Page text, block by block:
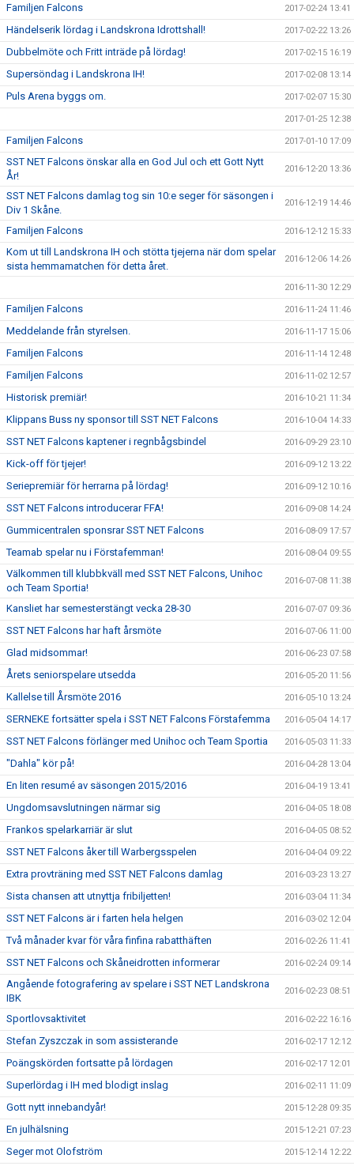
Familjen Falcons 2017-02-24 13:41
Händelserik lördag i Landskrona Idrottshall! 2017-02-22 13:26
Dubbelmöte och Fritt inträde på lördag! 2017-02-15 16:19
Supersöndag i Landskrona IH! 2017-02-08 13:14
Puls Arena byggs om. 2017-02-07 15:30
2017-01-25 12:38
Familjen Falcons 2017-01-10 17:09
SST NET Falcons önskar alla en God Jul och ett Gott Nytt
År!
2016-12-20 13:36
SST NET Falcons damlag tog sin 10:e seger för säsongen i
Div 1 Skåne.
2016-12-19 14:46
Familjen Falcons 2016-12-12 15:33
Kom ut till Landskrona IH och stötta tjejerna när dom spelar
sista hemmamatchen för detta året.
2016-12-06 14:26
2016-11-30 12:29
Familjen Falcons 2016-11-24 11:46
Meddelande från styrelsen. 2016-11-17 15:06
Familjen Falcons 2016-11-14 12:48
Familjen Falcons 2016-11-02 12:57
Historisk premiär! 2016-10-21 11:34
Klippans Buss ny sponsor till SST NET Falcons 2016-10-04 14:33
SST NET Falcons kaptener i regnbågsbindel 2016-09-29 23:10
Kick-off för tjejer! 2016-09-12 13:22
Seriepremiär för herrarna på lördag! 2016-09-12 10:16
SST NET Falcons introducerar FFA! 2016-09-08 14:24
Gummicentralen sponsrar SST NET Falcons 2016-08-09 17:57
Teamab spelar nu i Förstafemman! 2016-08-04 09:55
Välkommen till klubbkväll med SST NET Falcons, Unihoc
och Team Sportia!
2016-07-08 11:38
Kansliet har semesterstängt vecka 28-30 2016-07-07 09:36
SST NET Falcons har haft årsmöte 2016-07-06 11:00
Glad midsommar! 2016-06-23 07:58
Årets seniorspelare utsedda 2016-05-20 11:56
Kallelse till Årsmöte 2016 2016-05-10 13:24
SERNEKE fortsätter spela i SST NET Falcons Förstafemma 2016-05-04 14:17
SST NET Falcons förlänger med Unihoc och Team Sportia 2016-05-03 11:33
"Dahla" kör på! 2016-04-28 13:04
En liten resumé av säsongen 2015/2016 2016-04-19 13:41
Ungdomsavslutningen närmar sig 2016-04-05 18:08
Frankos spelarkarriär är slut 2016-04-05 08:52
SST NET Falcons åker till Warbergsspelen 2016-04-04 09:22
Extra provträning med SST NET Falcons damlag 2016-03-23 13:27
Sista chansen att utnyttja fribiljetten! 2016-03-04 11:34
SST NET Falcons är i farten hela helgen 2016-03-02 12:04
Två månader kvar för våra finfina rabatthäften 2016-02-26 11:41
SST NET Falcons och Skåneidrotten informerar 2016-02-24 09:14
Angående fotografering av spelare i SST NET Landskrona
IBK
2016-02-23 08:51
Sportlovsaktivitet 2016-02-22 16:16
Stefan Zyszczak in som assisterande 2016-02-17 12:12
Poängskörden fortsatte på lördagen 2016-02-17 12:01
Superlördag i IH med blodigt inslag 2016-02-11 11:09
Gott nytt innebandyår! 2015-12-28 09:35
En julhälsning 2015-12-21 07:23
Seger mot Olofström 2015-12-14 12:22